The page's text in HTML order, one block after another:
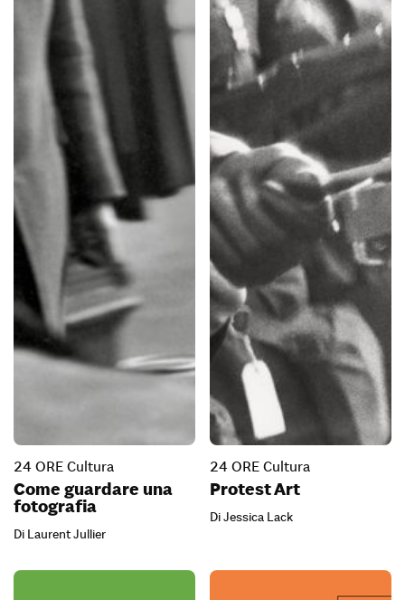
24 ORE Cultura
Come guardare una
fotografia
Di Laurent Jullier
24 ORE Cultura
Protest Art
Di Jessica Lack